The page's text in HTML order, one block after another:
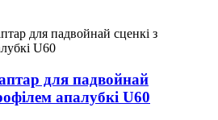
для падвойнай
апалубкі U60